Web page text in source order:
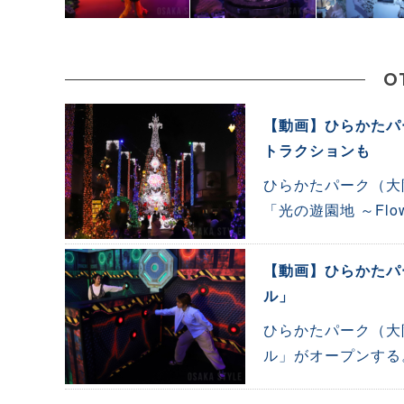
【動画】ひらかた
トラクションも
ひらかたパーク（
「光の遊園地 ～
【動画】ひらかた
ル」
ひらかたパーク（
ル」がオープンす